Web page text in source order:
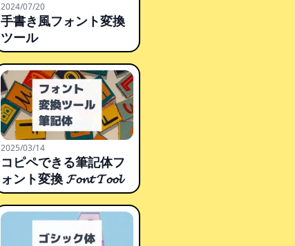
2024/07/20
手書き風フォント変換
ツール
2025/03/14
コピペできる筆記体フ
ォント変換 𝓕𝓸𝓷𝓽 𝓣𝓸𝓸𝓵